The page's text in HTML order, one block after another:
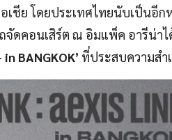
เชีย โดยประเทศไทยนับเป็นอีก
จัดคอนเสิร์ต ณ อิมแพ็ค อารีน่า
BANGKOK’ ที่ประสบความสำ